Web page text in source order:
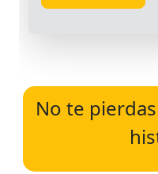
No te